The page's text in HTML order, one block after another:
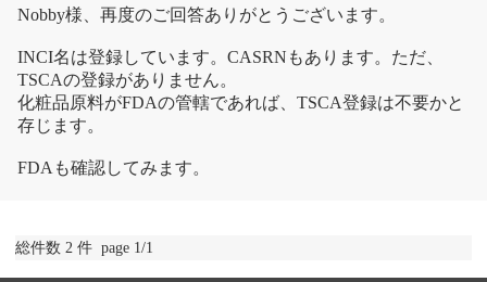
Nobby様、再度のご回答ありがとうございます。
INCI名は登録しています。CASRNもあります。ただ、
TSCAの登録がありません。
化粧品原料がFDAの管轄であれば、TSCA登録は不要かと
存じます。
FDAも確認してみます。
総件数 2 件 page 1/1